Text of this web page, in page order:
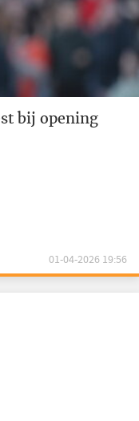
bij opening
01-04-2026 19:56